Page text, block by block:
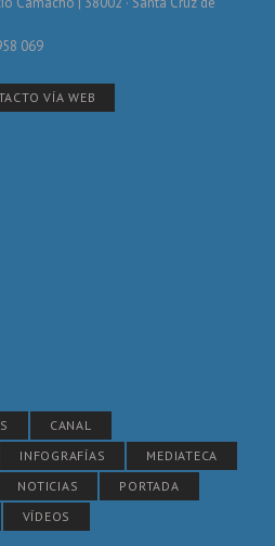
069
VÍA WEB
CANAL
INFOGRAFÍAS
MEDIATECA
NOTICIAS
PORTADA
VÍDEOS